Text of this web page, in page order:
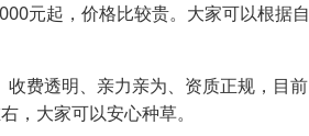
元起，价格比较贵。大家可以根据自
费透明、亲力亲为、资质正规，目前
，大家可以安心种草。